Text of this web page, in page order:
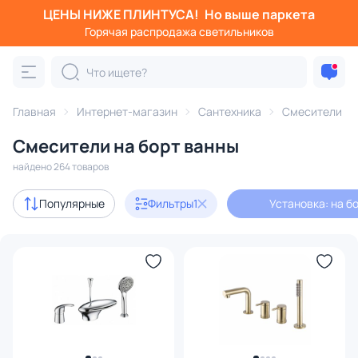
ЦЕНЫ НИЖЕ ПЛИНТУСА! Но выше паркета
Горячая распродажа светильников
Главная Интернет-магазин Сантехника Смесители
Смесители на борт ванны
найдено 264 товаров
Популярные Фильтры1 Установка: на
Фильтры
Категория:
для кухонной мойки для раковины
Акции 44